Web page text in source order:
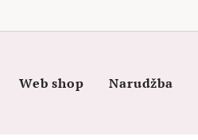
Web shop Narudžba